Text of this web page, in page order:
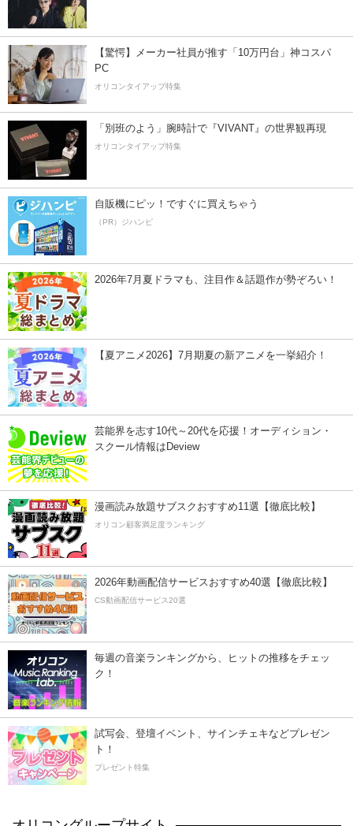
【驚愕】メーカー社員が推す「10万円台」神コスパ
PC
オリコンタイアップ特集
「別班のよう」腕時計で『VIVANT』の世界観再現
オリコンタイアップ特集
自販機にピッ！ですぐに買えちゃう
（PR）ジハンピ
2026年7月夏ドラマも、注目作＆話題作が勢ぞろい！
【夏アニメ2026】7月期夏の新アニメを一挙紹介！
芸能界を志す10代～20代を応援！オーディション・
スクール情報はDeview
漫画読み放題サブスクおすすめ11選【徹底比較】
オリコン顧客満足度ランキング
2026年動画配信サービスおすすめ40選【徹底比較】
CS動画配信サービス20選
毎週の音楽ランキングから、ヒットの推移をチェッ
ク！
試写会、登壇イベント、サインチェキなどプレゼン
ト！
プレゼント特集